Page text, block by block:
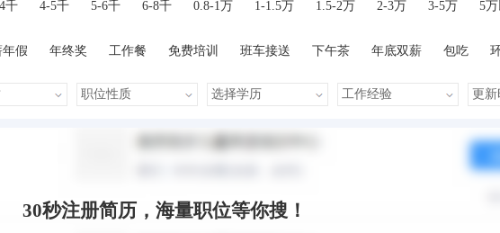
千 4-5千 5-6千 6-8千 0.8-1万 1-1.5万 1.5-2万 2-3万 3-5万 5
假 年终奖 工作餐 免费培训 班车接送 下午茶 年底双薪 包吃
热度
30秒注册简历，海量职位等你搜！